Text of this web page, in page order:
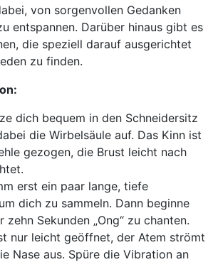
von sorgenvollen Gedanken
entspannen. Darüber hinaus gibt es
die speziell darauf ausgerichtet
zu finden.
dich bequem in den Schneidersitz
die Wirbelsäule auf. Das Kinn ist
gezogen, die Brust leicht nach
erst ein paar lange, tiefe
dich zu sammeln. Dann beginne
zehn Sekunden „Ong“ zu chanten.
nur leicht geöffnet, der Atem strömt
Nase aus. Spüre die Vibration an